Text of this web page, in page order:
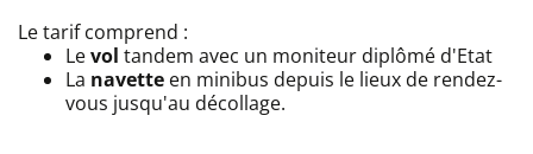
Le tarif comprend :
Levol tandem avec un moniteur diplômé d'Etat
La navette en minibus depuis le lieux de rendez-
vous jusqu'au décollage.